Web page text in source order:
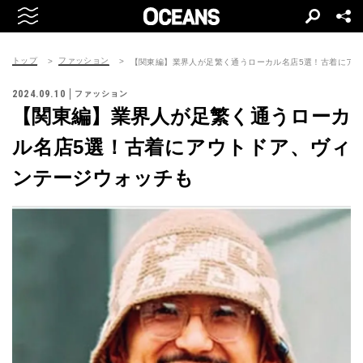
トップ ファッション 【関東編】業界人が足繁く通うローカル名店5選！古着にア
2024.09.10 ファッション
【関東編】業界人が足繁く通うローカ
ル名店5選！古着にアウトドア、ヴィ
ンテージウォッチも